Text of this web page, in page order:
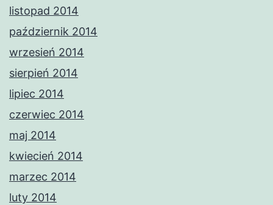
listopad 2014
październik 2014
wrzesień 2014
sierpień 2014
lipiec 2014
czerwiec 2014
maj 2014
kwiecień 2014
marzec 2014
luty 2014